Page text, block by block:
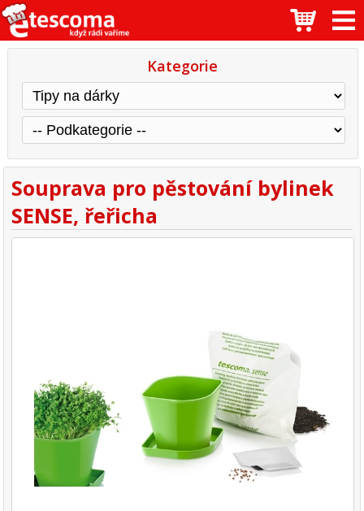
Kategorie
Souprava pro pěstování bylinek
SENSE, řeřicha